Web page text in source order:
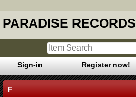
PARADISE RECORDS
Sign-in Register now!
F